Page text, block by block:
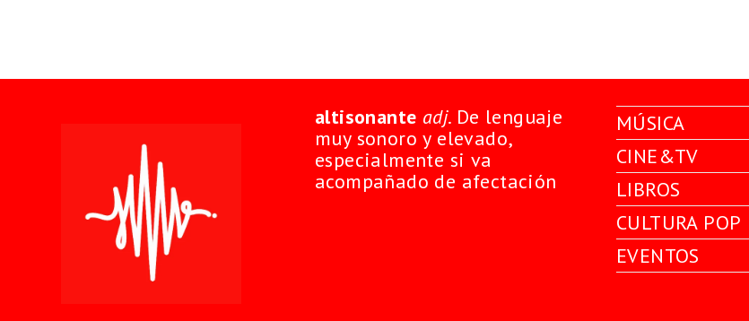
altisonante adj. De lenguaje
muy sonoro y elevado,
especialmente si va
acompañado de afectación
MÚSICA
CINE&TV
LIBROS
CULTURA POP
EVENTOS